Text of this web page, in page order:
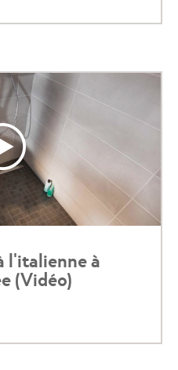
l'italienne à
(Vidéo)